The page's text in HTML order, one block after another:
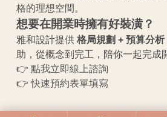
格的理想空間。
想要在開業時擁有好裝潢？
雅和設計提供 格局規劃 + 預算分
助，從概念到完工，陪你一起完成
👉 點我立即線上諮詢
👉快速預約表單填寫